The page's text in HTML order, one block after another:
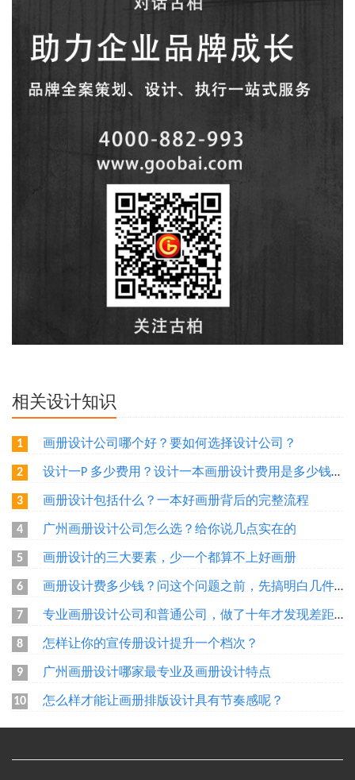
相关设计知识
1 画册设计公司哪个好？要如何选择设计公司？
2 设计一P 多少费用？设计一本画册设计费用是多少钱？广州做一本画册需要多少钱？
3 画册设计包括什么？一本好画册背后的完整流程
4 广州画册设计公司怎么选？给你说几点实在的
5 画册设计的三大要素，少一个都算不上好画册
6 画册设计费多少钱？问这个问题之前，先搞明白几件事
7 专业画册设计公司和普通公司，做了十年才发现差距在哪
8 怎样让你的宣传册设计提升一个档次？
9 广州画册设计哪家最专业及画册设计特点
10 怎么样才能让画册排版设计具有节奏感呢？